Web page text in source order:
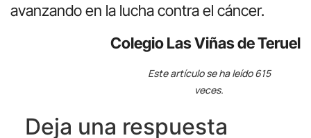
avanzando en la lucha contra el cáncer.
Colegio Las Viñas de Teruel
Este artículo se ha leído 615
veces.
Deja una respuesta